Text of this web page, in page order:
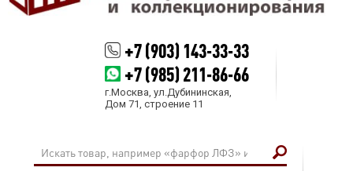
+7 (903) 143-33-33
+7 (985) 211-86-66
г.Москва, ул.Дубининская,
Дом 71, строение 11